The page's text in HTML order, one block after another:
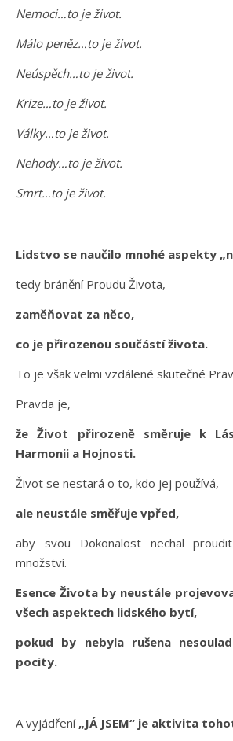
Nemoci…to je život.
Málo peněz…to je život.
Neúspěch…to je život.
Krize…to je život.
Války…to je život.
Nehody…to je život.
Smrt…to je život.
Lidstvo se naučilo mnohé aspekty
tedy bránění Proudu Života,
zaměňovat za něco,
co je přirozenou součástí života.
To je však velmi vzdálené skutečné
Pravda je,
že Život přirozeně směruje k
Harmonii a Hojnosti.
Život se nestará o to, kdo jej používá,
ale neustále směřuje vpřed,
aby svou Dokonalost nechal
množství.
Esence Života by neustále
všech aspektech lidského bytí,
pokud by nebyla rušena
pocity.
A vyjádření „JÁ JSEM“ je aktivita